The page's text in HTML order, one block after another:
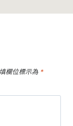
欄位標示為 *